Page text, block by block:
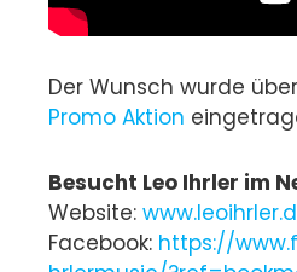
Der Wunsch wurde
Promo Aktion
Besucht Leo Ihrler im
Website:
Facebook: https://